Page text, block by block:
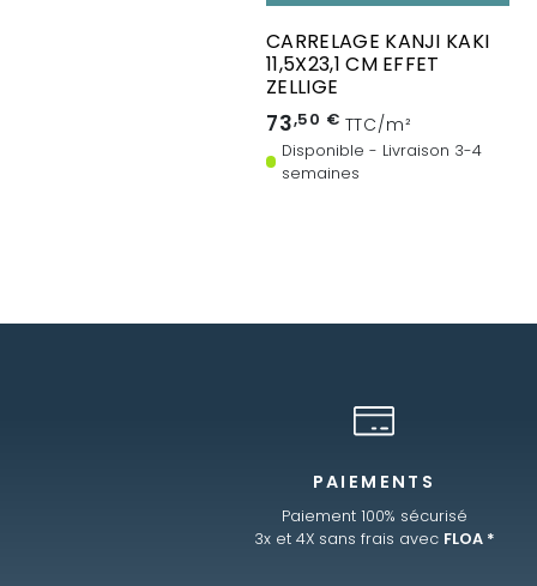
CARRELAGE KANJI KAKI
11,5X23,1 CM EFFET
ZELLIGE
73,50 € TTC/m²
Disponible - Livraison 3-4
semaines
PAIEMENTS
Paiement 100% sécurisé
3x et 4X sans frais avec FLOA *